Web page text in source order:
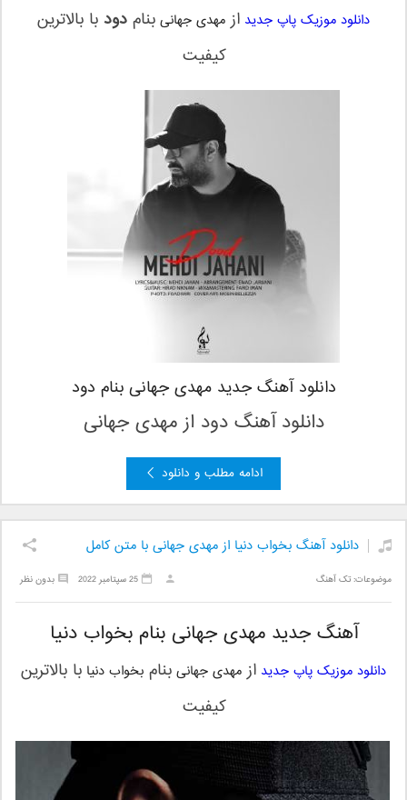
دانلود موزیک پاپ جدید از مهدی جهانی بنام دود با بالاترین
کیفیت
دانلود آهنگ جدید مهدی جهانی بنام دود
دانلود آهنگ دود از مهدی جهانی
ادامه مطلب و دانلود
دانلود آهنگ بخواب دنیا از مهدی جهانی با متن کامل
موضوعات:تک آهنگ بدون نظر 25 سپتامبر 2022
آهنگ جدید مهدی جهانی بنام بخواب دنیا
دانلود موزیک پاپ جدید از مهدی جهانی بنام بخواب دنیا با بالاترین
کیفیت